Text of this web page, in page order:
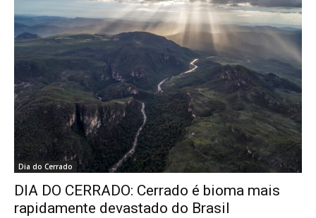
Dia do Cerrado
DIA DO CERRADO: Cerrado é bioma mais
rapidamente devastado do Brasil